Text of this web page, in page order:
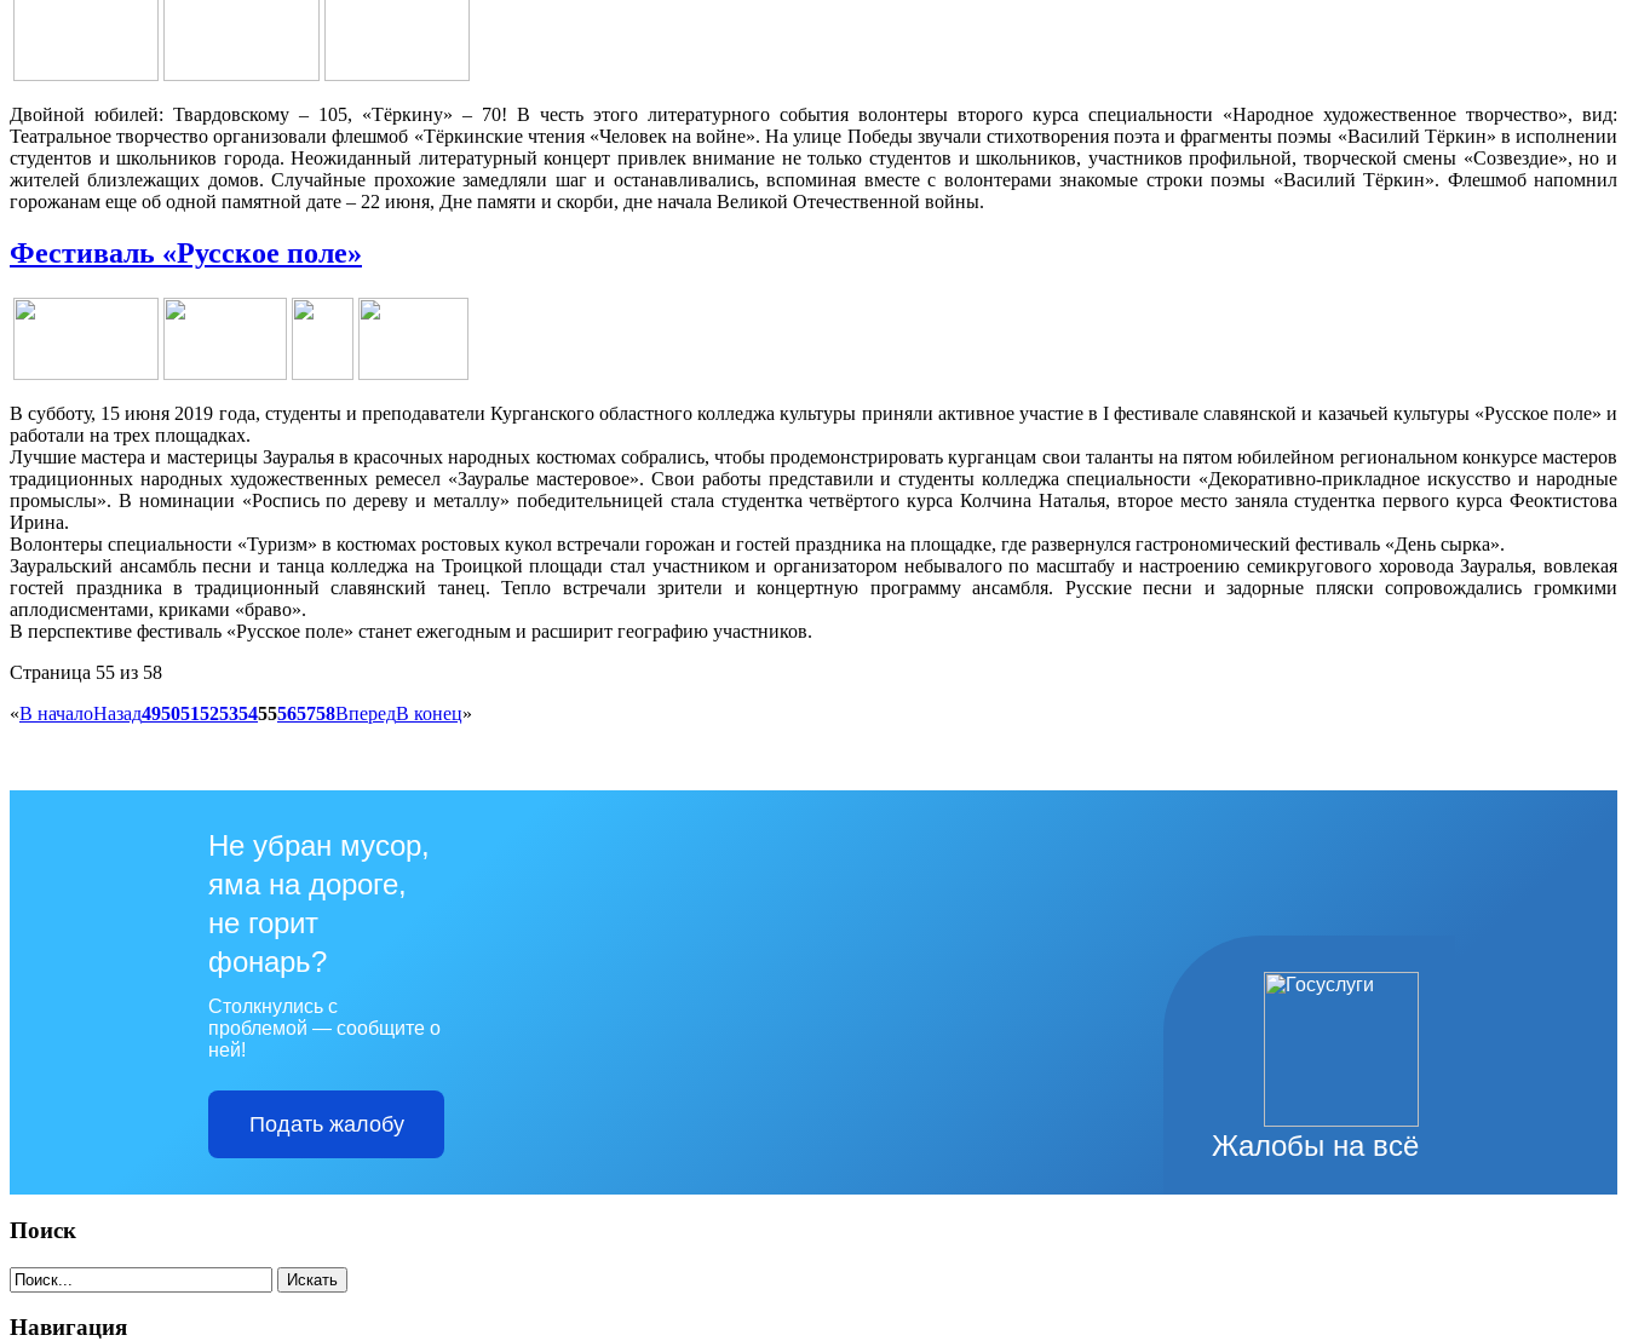
Двойной юбилей: Твардовскому – 105, «Тёркину» – 70! В честь этого литературного события волонтеры второго курса специальности «Народное художественное творчество», вид:
Театральное творчество организовали флешмоб «Тёркинские чтения «Человек на войне». На улице Победы звучали стихотворения поэта и фрагменты поэмы «Василий Тёркин» в исполнении
студентов и школьников города. Неожиданный литературный концерт привлек внимание не только студентов и школьников, участников профильной, творческой смены «Созвездие», но и
жителей близлежащих домов. Случайные прохожие замедляли шаг и останавливались, вспоминая вместе с волонтерами знакомые строки поэмы «Василий Тёркин». Флешмоб напомнил
горожанам еще об одной памятной дате – 22 июня, Дне памяти и скорби, дне начала Великой Отечественной войны.
Фестиваль «Русское поле»
В субботу, 15 июня 2019 года, студенты и преподаватели Курганского областного колледжа культуры приняли активное участие в I фестивале славянской и казачьей культуры «Русское поле» и
работали на трех площадках.
Лучшие мастера и мастерицы Зауралья в красочных народных костюмах собрались, чтобы продемонстрировать курганцам свои таланты на пятом юбилейном региональном конкурсе мастеров
традиционных народных художественных ремесел «Зауралье мастеровое». Свои работы представили и студенты колледжа специальности «Декоративно-прикладное искусство и народные
промыслы». В номинации «Роспись по дереву и металлу» победительницей стала студентка четвёртого курса Колчина Наталья, второе место заняла студентка первого курса Феоктистова
Ирина.
Волонтеры специальности «Туризм» в костюмах ростовых кукол встречали горожан и гостей праздника на площадке, где развернулся гастрономический фестиваль «День сырка».
Зауральский ансамбль песни и танца колледжа на Троицкой площади стал участником и организатором небывалого по масштабу и настроению семикругового хоровода Зауралья, вовлекая
гостей праздника в традиционный славянский танец. Тепло встречали зрители и концертную программу ансамбля. Русские песни и задорные пляски сопровождались громкими
аплодисментами, криками «браво».
В перспективе фестиваль «Русское поле» станет ежегодным и расширит географию участников.
Страница 55 из 58
«В началоНазад49505152535455565758ВпередВ конец»
Жалобы на всё
Не убран мусор,
яма на дороге,
не горит
фонарь?
Столкнулись с
проблемой — сообщите о
ней!
Подать жалобу
Поиск
Навигация